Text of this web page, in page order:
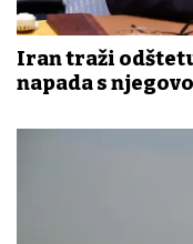
Iran traži
napada s